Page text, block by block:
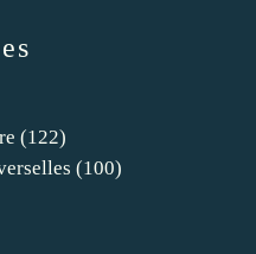
(122)
(100)